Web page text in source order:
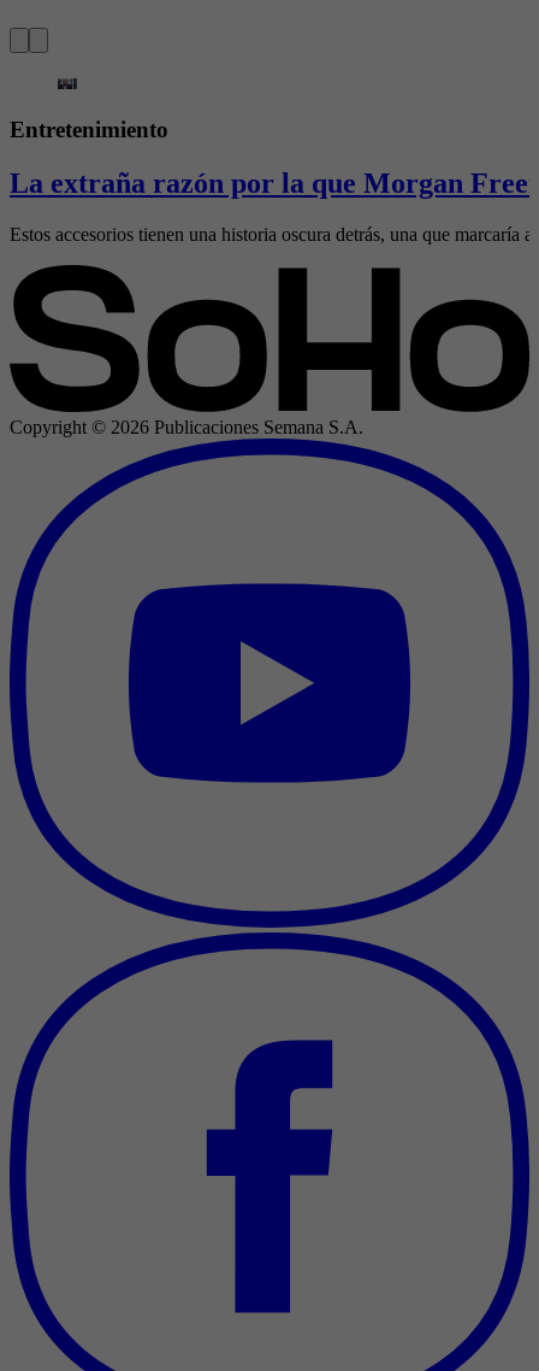
Entretenimiento
La extraña razón por la que Morgan
Estos accesorios tienen una historia oscura detrás, una que marcaría
Copyright © 2026 Publicaciones Semana S.A.